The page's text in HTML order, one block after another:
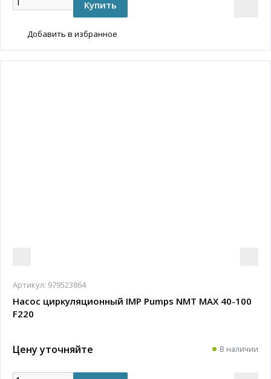
Добавить в избранное
Артикул: 979523864
Насос циркуляционный IMP Pumps NMT MAX 40-100
F220
Цену уточняйте В наличии